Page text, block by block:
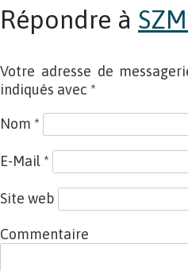
Répondre à
Votre adresse de
indiqués avec *
Nom *
E-Mail *
Site web
Commentaire